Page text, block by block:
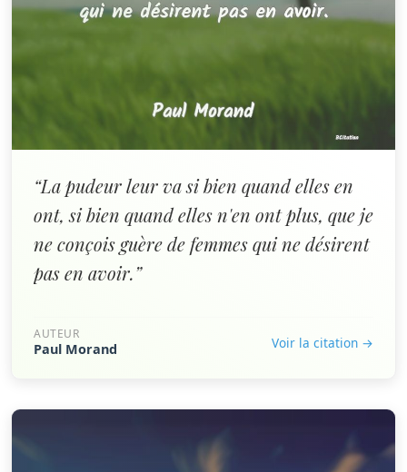
“La pudeur leur va si bien quand elles en
ont, si bien quand elles n'en ont plus, que je
ne conçois guère de femmes qui ne désirent
pas en avoir.”
AUTEUR
Paul Morand Voir la citation →